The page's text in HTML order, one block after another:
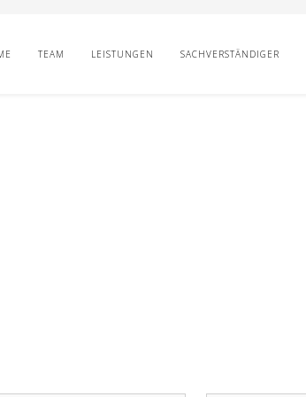
TEAM LEISTUNGEN SACHVERSTÄNDIGER